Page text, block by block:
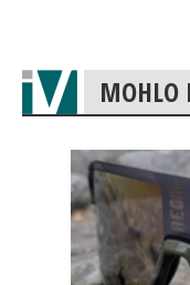
MOHLO